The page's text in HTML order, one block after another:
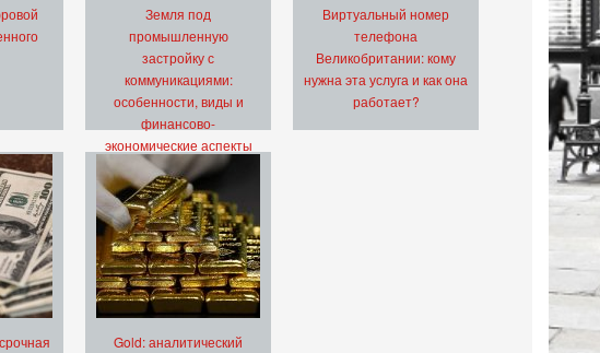
Земля под
промышленную
застройку с
коммуникациями:
особенности, виды и
финансово-
экономические аспекты
Виртуальный номер
телефона
Великобритании: кому
нужна эта услуга и как она
работает?
Gold: аналитический